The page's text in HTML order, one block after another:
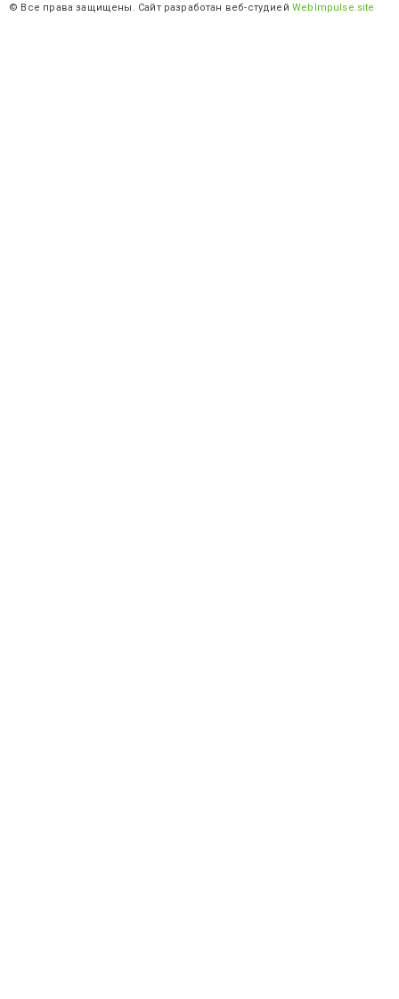
© Все права защищены. Сайт разработан веб-студиейWebImpulse.site